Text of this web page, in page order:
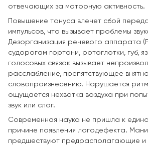
отвечающих за моторную активность.
Повышение тонуса влечет сбой
импульсов, что вызывает проблемы
Дезорганизация речевого аппарата
судорогам гортани, ротоглотки, губ,
голосовых связок вызывает
расслабление, препятствующее
словопроизнесению. Нарушается ритм
ощущается нехватка воздуха при
звук или слог.
Современная наука не пришла к
причине появления логодефекта.
предшествуют предрасполагающие